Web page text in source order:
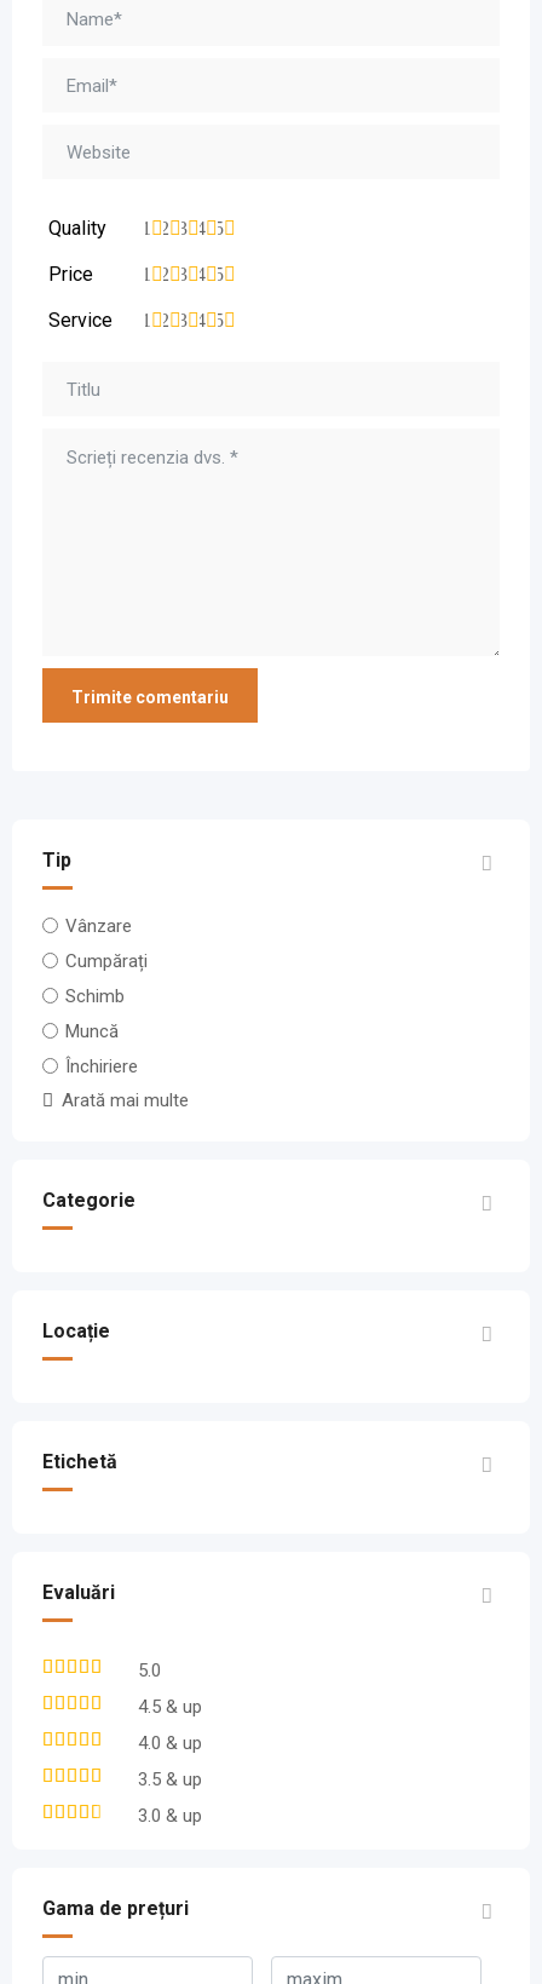
Quality 5
4
3
2
1
Price 5
4
3
2
1
Service 5
4
3
2
1
Tip
Vânzare
Cumpărați
Schimb
Muncă
Închiriere
Arată mai multe
Categorie
Locație
Etichetă
Evaluări
5.0
4.5 & up
4.0 & up
3.5 & up
3.0 & up
Gama de prețuri